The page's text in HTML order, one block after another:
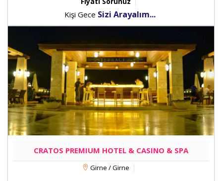
Kişi Gece Sizi Arayalım...
CRATOS PREMIUM HOTEL & CASINO & SPA
Girne / Girne